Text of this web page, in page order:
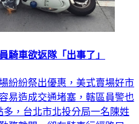
騎車欲返隊「出事了」
紛紛祭出優惠，美式賣場好市
易造成交通堵塞，轄區員警也
，台北市北投分局一名陳姓